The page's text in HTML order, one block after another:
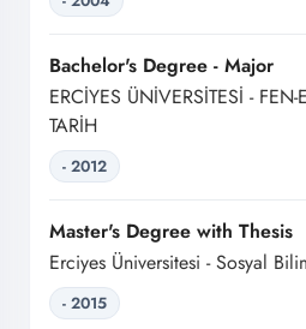
Bachelor's Degree - Major
ERCİYES ÜNİVERSİTESİ - FEN-
TARİH
- 2012
Master's Degree with Thesis
Erciyes Üniversitesi - Sosyal
- 2015